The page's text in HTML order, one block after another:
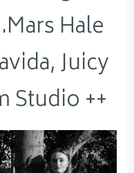
Hale
Juicy
Studio ++